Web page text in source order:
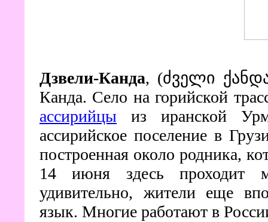
Дзвели-Канда, (ძველი
Канда. Село на горийской
ассирийцы из иранской
ассирийское поселение в
построенная около родника,
14 июня здесь проходит
удивительно, жители еще
язык. Многие работают в